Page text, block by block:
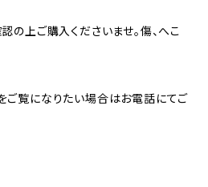
上ご購入くださいませ。傷、へこ
ご覧になりたい場合はお電話にてご